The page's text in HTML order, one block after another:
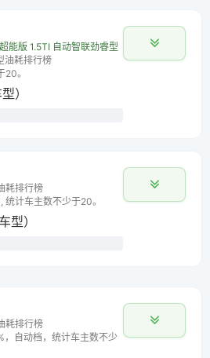
能版 1.5TI 自动智联劲睿型
油耗排行榜
。
）
耗排行榜
计车主数不少于20。
型）
耗排行榜
，自动档，统计车主数不少